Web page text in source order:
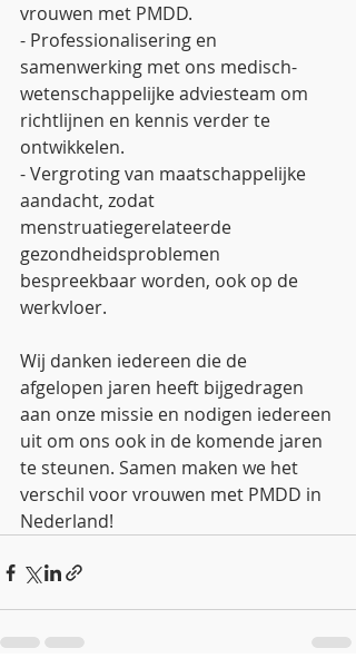
vrouwen met PMDD.
- Professionalisering en
samenwerking met ons medisch-
wetenschappelijke adviesteam om
richtlijnen en kennis verder te
ontwikkelen.
- Vergroting van maatschappelijke
aandacht, zodat
menstruatiegerelateerde
gezondheidsproblemen
bespreekbaar worden, ook op de
werkvloer.
Wij danken iedereen die de
afgelopen jaren heeft bijgedragen
aan onze missie en nodigen iedereen
uit om ons ook in de komende jaren
te steunen. Samen maken we het
verschil voor vrouwen met PMDD in
Nederland!